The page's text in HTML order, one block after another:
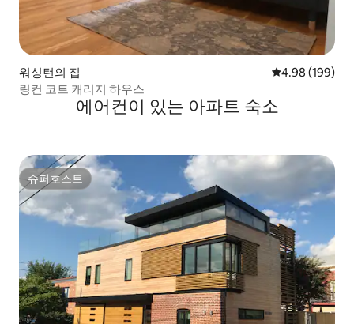
워싱턴의 집 평점 4.98점(5
4.98 (199)
링컨 코트 캐리지 하우스
에어컨이 있는 아파트 숙소
슈퍼호스트
슈퍼호스트